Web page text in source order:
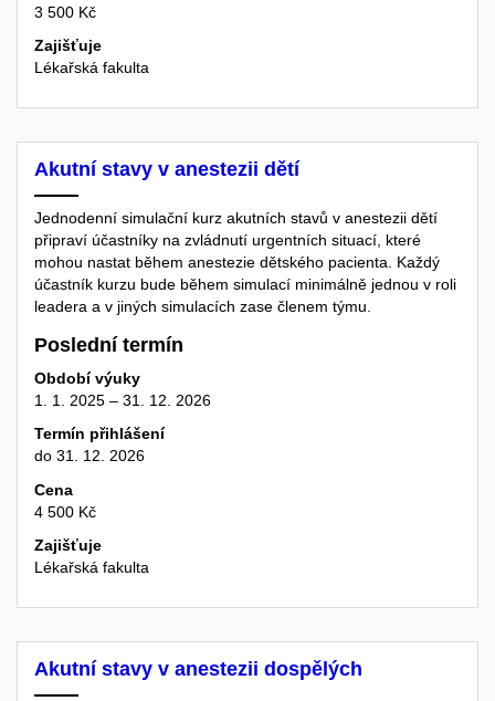
3 500 Kč
Zajišťuje
Lékařská fakulta
Akutní stavy v anestezii dětí
Jednodenní simulační kurz akutních stavů v anestezii dětí
připraví účastníky na zvládnutí urgentních situací, které
mohou nastat během anestezie dětského pacienta. Každý
účastník kurzu bude během simulací minimálně jednou v roli
leadera a v jiných simulacích zase členem týmu.
Poslední termín
Období výuky
1. 1. 2025 – 31. 12. 2026
Termín přihlášení
do 31. 12. 2026
Cena
4 500 Kč
Zajišťuje
Lékařská fakulta
Akutní stavy v anestezii dospělých